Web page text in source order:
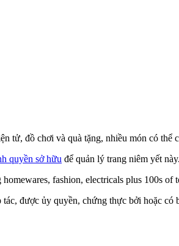
tử, đồ chơi và quà tặng, nhiều món có thể
quyền sở hữu để quản lý trang niêm yết này.
fashion, electricals plus 100s of
được ủy quyền, chứng thực bởi hoặc